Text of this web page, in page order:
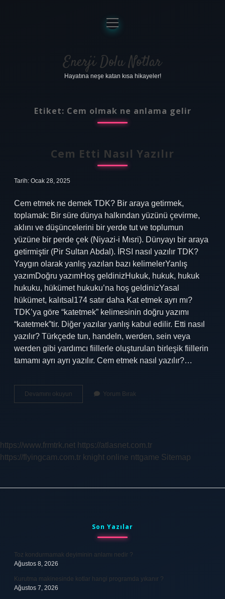
Anasayfa
Gizlilik Politikası
Yasal Uyarı
menüyü
aç
Enerji Dolu Notlar
Hayatına neşe katan kısa hikayeler!
Etiket: Cem olmak ne anlama gelir
Cem Etti Nasıl Yazılır
Tarih: Ocak 28, 2025
Cem etmek ne demek TDK? Bir araya getirmek,
toplamak: Bir süre dünya halkından yüzünü çevirme,
aklını ve düşüncelerini bir yerde tut ve toplumun
yüzüne bir perde çek (Niyazi-i Mısri). Dünyayı bir araya
getirmiştir (Pir Sultan Abdal). İRSI nasıl yazılır TDK?
Yaygın olarak yanlış yazılan bazı kelimelerYanlış
yazımDoğru yazımHoş geldinizHukuk, hukuk, hukuk
hukuku, hükümet hukuku’na hoş geldinizYasal
hükümet, kalıtsal174 satır daha Kat etmek ayrı mı?
TDK’ya göre “katetmek” kelimesinin doğru yazımı
“katetmek”tir. Diğer yazılar yanlış kabul edilir. Etti nasıl
yazılır? Türkçede tun, handeln, werden, sein veya
werden gibi yardımcı fiillerle oluşturulan birleşik fiillerin
tamamı ayrı ayrı yazılır. Cem etmek nasıl yazılır?…
Devamını okuyun
Etti
Yorum Bırak
https://www.frmtrk.net https://atlasnet.com.tr
https://flyingcam.com.tr knight online nttgame Sitemap
Son Yazılar
Toz kondurmamak deyiminin anlamı nedir ?
Ağustos 8, 2026
Kurutma makinesinde kotlar hangi programda yıkanır ?
Ağustos 7, 2026